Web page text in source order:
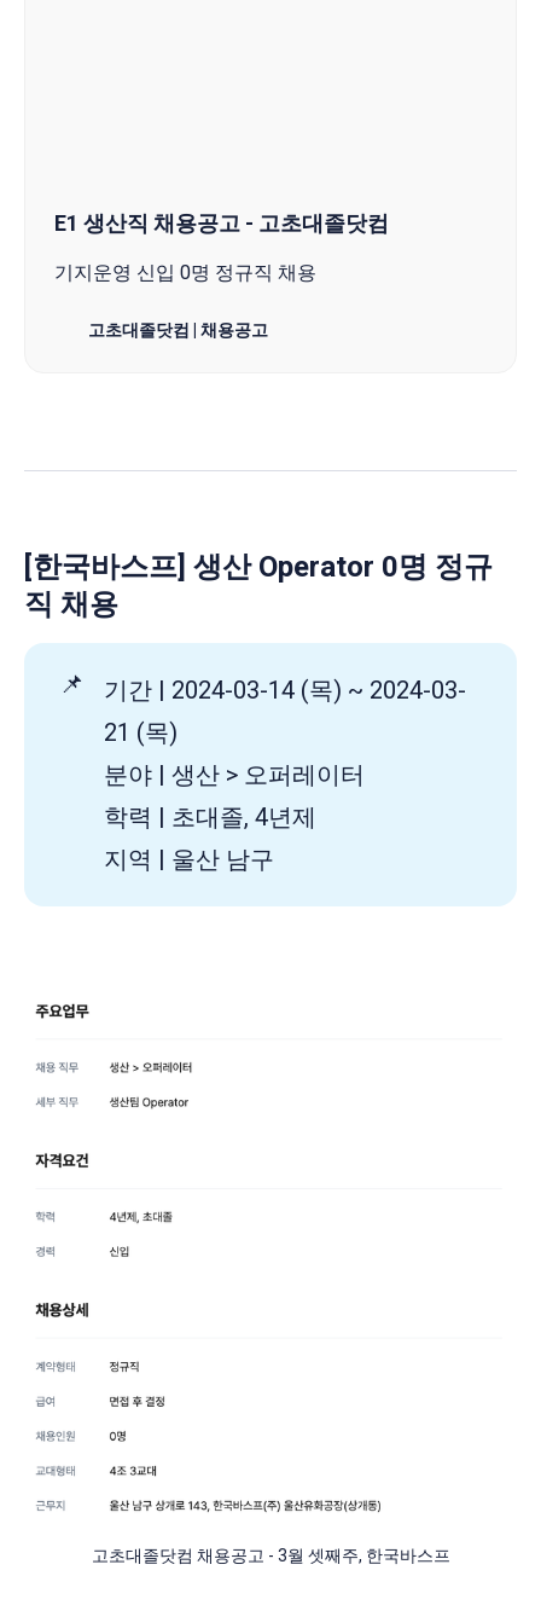
E1 생산직 채용공고 - 고초대졸닷컴
기지운영 신입 0명 정규직 채용
고초대졸닷컴 | 채용공고
[한국바스프] 생산 Operator 0명 정규
직 채용
📌
기간 | 2024-03-14 (목) ~ 2024-03-
21 (목)
분야 | 생산 > 오퍼레이터
학력 | 초대졸, 4년제
지역 | 울산 남구
고초대졸닷컴 채용공고 - 3월 셋째주, 한국바스프